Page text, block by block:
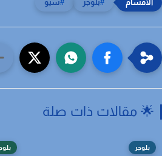
بلوجر سيو
مقالات ذات صلة
بلوجر بلوجر